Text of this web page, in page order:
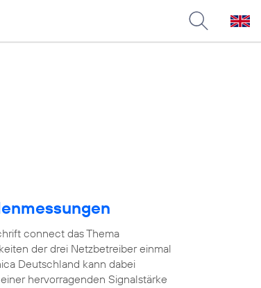
connect das Thema
der drei Netzbetreiber einmal
Deutschland kann dabei
hervorragenden Signalstärke